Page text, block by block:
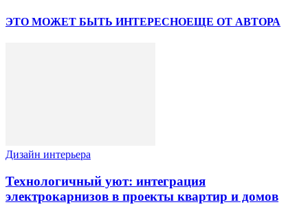
ЭТО МОЖЕТ БЫТЬ ИНТЕРЕСНОЕЩЕ ОТ АВТОРА
Дизайн интерьера
Технологичный уют: интеграция
электрокарнизов в проекты квартир и домов